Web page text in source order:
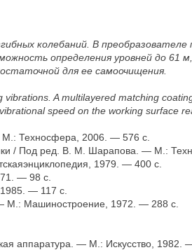
колебаний. В преобразователе
определения уровней до 61
для ее самоочищения.
A multilayered matching
speed on the working surface
М.: Техносфера, 2006. — 576 с.
/ Под ред. В. М. Шарапова. — М.:
1979. — 400 с.
— 98 с.
— 117 с.
— М.: Машиностроение, 1972. — 288 с.
аппаратура. — М.: Искусство, 1982.